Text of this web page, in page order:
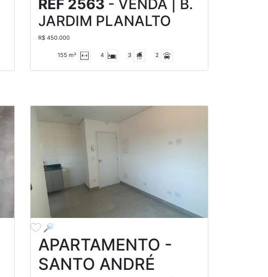
REF 2563 - VENDA | B.
JARDIM PLANALTO
R$ 450.000
155 m² 4 3 2
APARTAMENTO -
SANTO ANDRÉ